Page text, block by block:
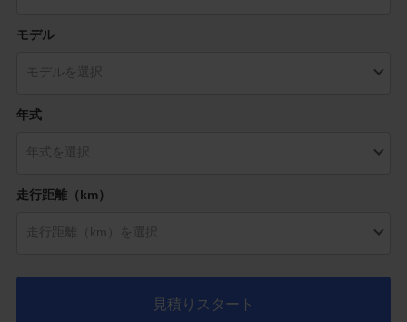
モデル
年式
走行距離（km）
見積りスタート